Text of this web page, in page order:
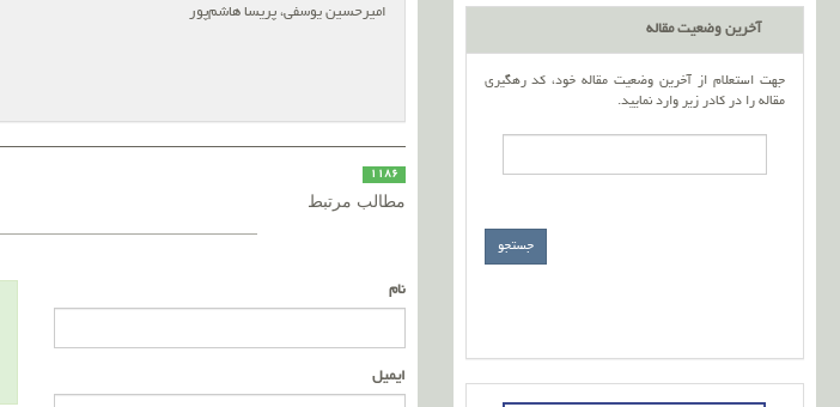
آخرین وضعیت مقاله
جهت استعلام از آخرین وضعیت مقاله خود، کد رهگیری
مقاله را در کادر زیر وارد نمایید.
امیرحسین یوسفی، پریسا هاشم‌پور
1186
مطالب مرتبط
نام
ایمیل